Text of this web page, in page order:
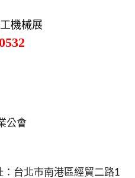
機械展
公會
台北市南港區經貿二路1